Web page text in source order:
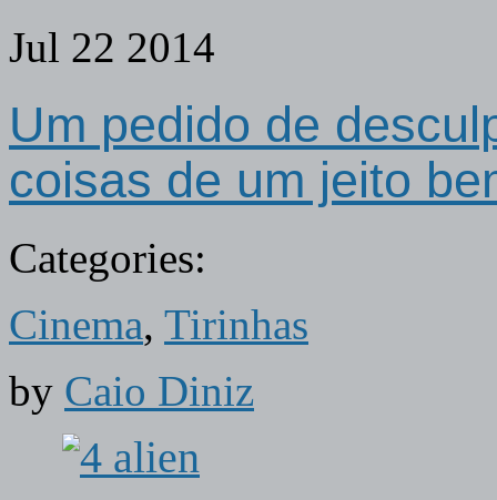
Jul 22 2014
Um pedido de
coisas de um jeito
Categories:
Cinema, Tirinhas
by Caio Diniz